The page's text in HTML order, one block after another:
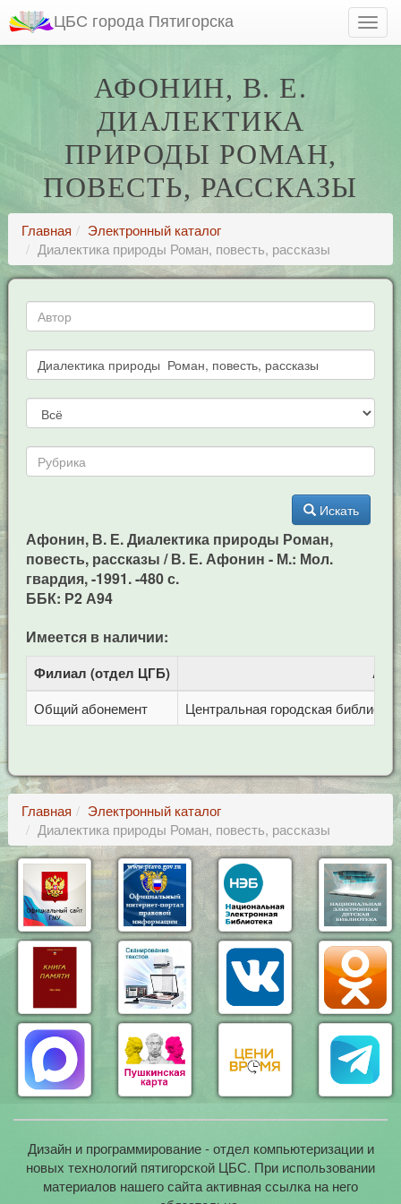
ЦБС города Пятигорска
АФОНИН, В. Е.
ДИАЛЕКТИКА
ПРИРОДЫ РОМАН,
ПОВЕСТЬ, РАССКАЗЫ
Главная
Электронный каталог
Диалектика природы Роман, повесть, рассказы
Искать
Афонин, В. Е. Диалектика природы Роман,
повесть, рассказы / В. Е. Афонин - М.: Мол.
гвардия, -1991. -480 с.
ББК: Р2 А94
Имеется в наличии:
Филиал (отдел ЦГБ)
Общий абонемент Центральная городская
Главная
Электронный каталог
Диалектика природы Роман, повесть, рассказы
Дизайн и программирование - отдел компьютеризации и
новых технологий пятигорской ЦБС. При использовании
материалов нашего сайта активная ссылка на него